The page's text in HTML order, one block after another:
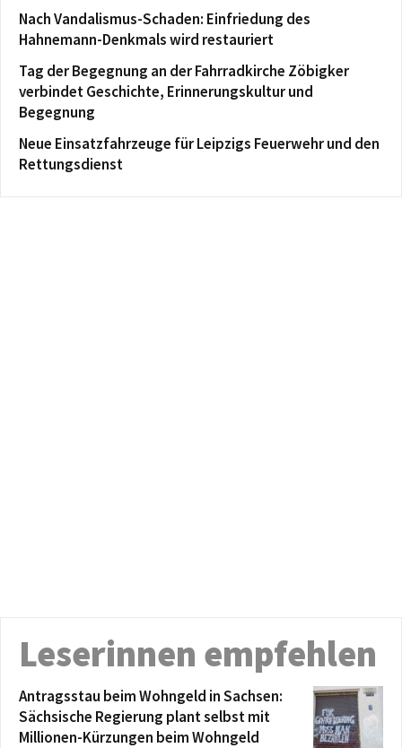
Nach Vandalismus-Schaden: Einfriedung des
Hahnemann-Denkmals wird restauriert
Tag der Begegnung an der Fahrradkirche Zöbigker
verbindet Geschichte, Erinnerungskultur und
Begegnung
Neue Einsatzfahrzeuge für Leipzigs Feuerwehr und den
Rettungsdienst
Leserinnen empfehlen
Antragsstau beim Wohngeld in Sachsen:
Sächsische Regierung plant selbst mit
Millionen-Kürzungen beim Wohngeld